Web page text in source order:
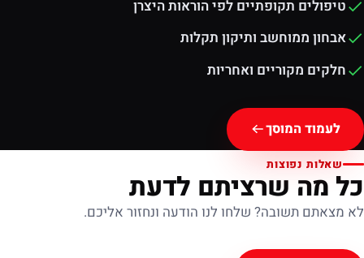
טיפולים תקופתיים לפי הוראות היצרן
אבחון ממוחשב ותיקון תקלות
חלקים מקוריים ואחריות
לעמוד המוסך
שאלות נפוצות
כל מה שרציתם לדעת
לא מצאתם תשובה? שלחו לנו הודעה ונחזור אליכם.